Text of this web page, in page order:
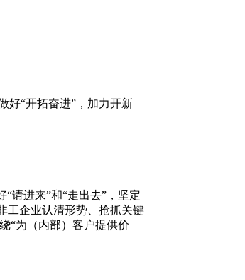
好“开拓奋进”，加力开新
请进来”和“走出去”，坚定
工企业认清形势、抢抓关键
“为（内部）客户提供价